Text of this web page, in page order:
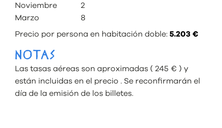
Noviembre 2
Marzo 8
Precio por persona en habitación doble: 5.203 €
NOTAS
Las tasas aéreas son aproximadas ( 245 € ) y
están incluidas en el precio . Se reconfirmarán el
día de la emisión de los billetes.